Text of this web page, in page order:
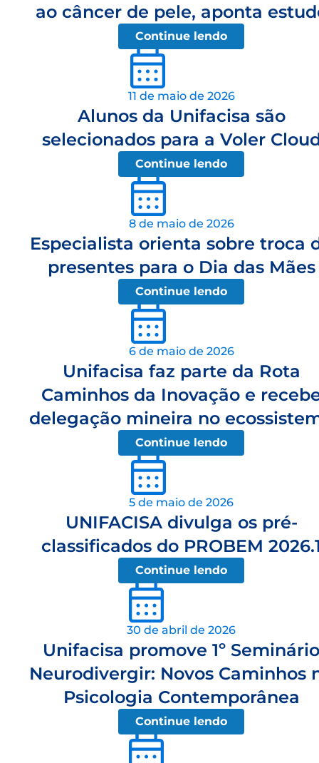
ao câncer de pele, aponta
Continue lendo
11 de maio de 2026
Alunos da Unifacisa são
selecionados para a Voler
Continue lendo
8 de maio de 2026
Especialista orienta sobre troca
presentes para o Dia das Mães
Continue lendo
6 de maio de 2026
Unifacisa faz parte da Rota
Caminhos da Inovação e
delegação mineira no
Continue lendo
5 de maio de 2026
UNIFACISA divulga os pré-
classificados do PROBEM
Continue lendo
30 de abril de 2026
Unifacisa promove 1º Seminário
Neurodivergir: Novos Caminhos
Psicologia Contemporânea
Continue lendo